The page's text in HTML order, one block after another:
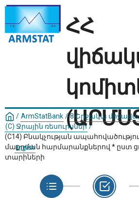
ՀՀ
English
/ ArmStatBank / 8 Շրջակա
(C) Ջրային ռեսուրսներ /
(C14) Բնակչության
մաքրման հարմարանքներով * ըստ
տարիների